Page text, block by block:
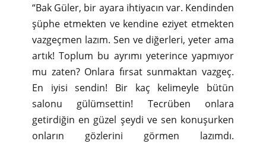
“Bak Güler, bir ayara ihtiyacın var. Kendinden
şüphe etmekten ve kendine eziyet etmekten
vazgeçmen lazım. Sen ve diğerleri, yeter ama
artık! Toplum bu ayrımı yeterince yapmıyor
mu zaten? Onlara fırsat sunmaktan vazgeç.
En iyisi sendin! Bir kaç kelimeyle bütün
salonu gülümsettin! Tecrüben onlara
getirdiğin en güzel şeydi ve sen konuşurken
onların gözlerini görmen lazımdı.